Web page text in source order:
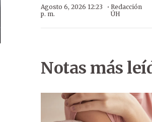
Agosto 6, 2026 12:23
p. m.
·Redacción
ÚH
Notas más